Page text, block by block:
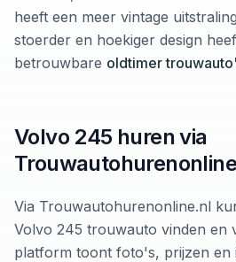
heeft een meer vintage
stoerder en hoekiger design
betrouwbare oldtimer
Volvo 245 huren via
Trouwautohurenonline
Via Trouwautohurenonline.nl
Volvo 245 trouwauto vinden en
platform toont foto's, prijzen en